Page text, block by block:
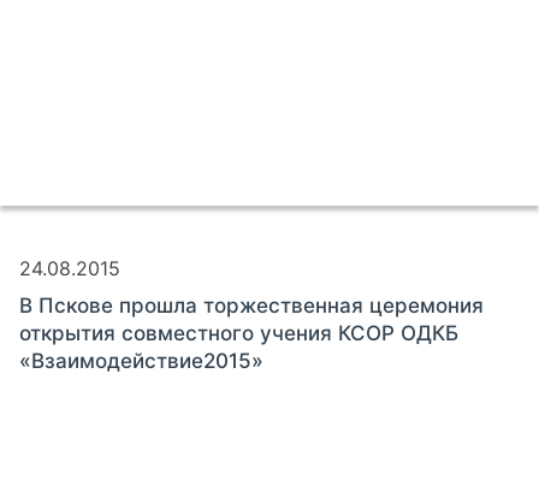
24.08.2015
В Пскове прошла торжественная церемония
открытия совместного учения КСОР ОДКБ
«Взаимодействие2015»